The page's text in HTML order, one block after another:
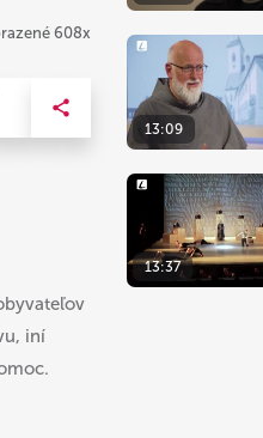
608x
iní
13:09
13:37